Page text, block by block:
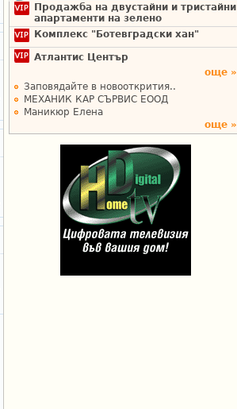
Продажба на двустайни и тристайни
апартаменти на зелено
Комплекс "Ботевградски хан"
Атлантис Център
още »
Заповядайте в новооткрития..
МЕХАНИК КАР СЪРВИС ЕООД
Маникюр Елена
още »